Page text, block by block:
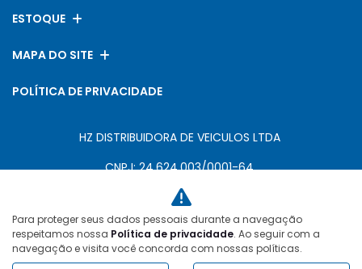
ESTOQUE
MAPA DO SITE
POLÍTICA DE PRIVACIDADE
HZ DISTRIBUIDORA DE VEICULOS LTDA
CNPJ: 24.624.003/0001-64
Desacelere. Seu bem maior é a vida.
Para proteger seus dados pessoais durante a navegação
respeitamos nossa Política de privacidade. Ao seguir com a
navegação e visita você concorda com nossas políticas.